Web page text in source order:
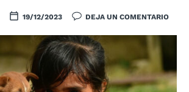
19/12/2023 DEJA UN COMENTARIO